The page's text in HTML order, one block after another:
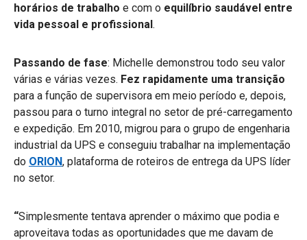
horários de trabalho e com o equilíbrio saudável entre
vida pessoal e profissional.
Passando de fase: Michelle demonstrou todo seu valor
várias e várias vezes. Fez rapidamente uma transição
para a função de supervisora em meio período e, depois,
passou para o turno integral no setor de pré-carregamento
e expedição. Em 2010, migrou para o grupo de engenharia
industrial da UPS e conseguiu trabalhar na implementação
do ORION, plataforma de roteiros de entrega da UPS líder
no setor.
“Simplesmente tentava aprender o máximo que podia e
aproveitava todas as oportunidades que me davam de